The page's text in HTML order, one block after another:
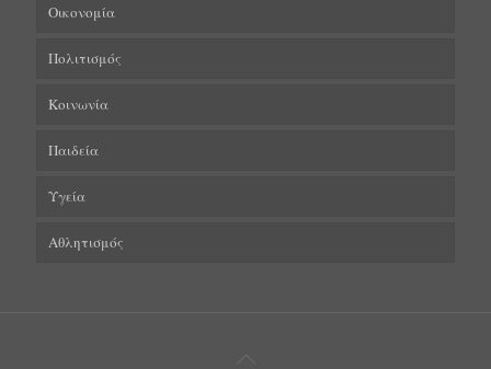
Οικονομία
Πολιτισμός
Κοινωνία
Παιδεία
Υγεία
Αθλητισμός